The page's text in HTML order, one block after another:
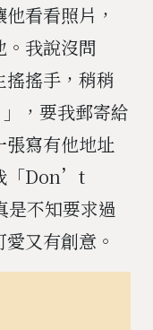
看看照片，
。我說沒問
搖手，稍稍
，要我郵寄給
寫有他地址
「Don’t
是不知要求過
又有創意。